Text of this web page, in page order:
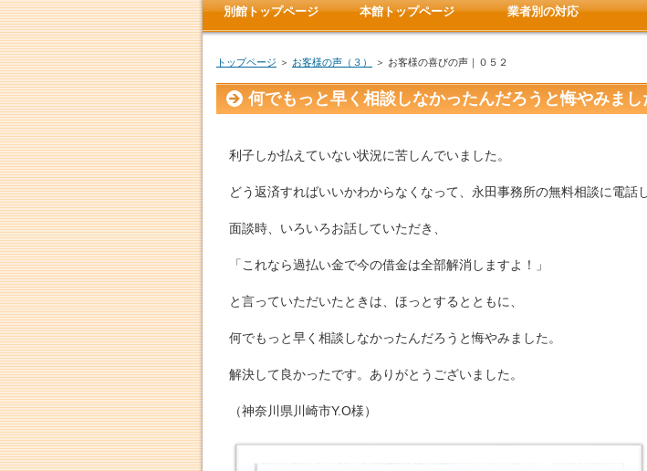
トップページ ＞ お客様の声（３） ＞ お客様の喜びの声｜０５２
何でもっと早く相談しなかったんだろうと悔やみまし
利子しか払えていない状況に苦しんでいました。
どう返済すればいいかわからなくなって、永田事務所の無料相談に電話
面談時、いろいろお話していただき、
「これなら過払い金で今の借金は全部解消しますよ！」
と言っていただいたときは、ほっとするとともに、
何でもっと早く相談しなかったんだろうと悔やみました。
解決して良かったです。ありがとうございました。
（神奈川県川崎市Y.O様）
別館トップページ 本館トップページ 業者別の対応